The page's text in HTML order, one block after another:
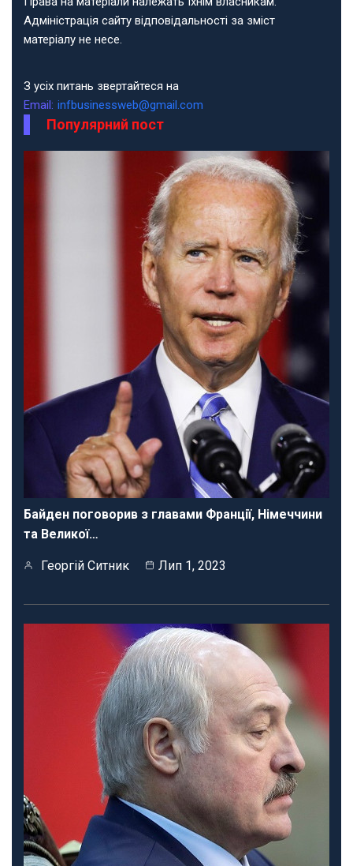
Адміністрація сайту відповідальності за зміст
матеріалу не несе.
З усіх питань звертайтеся на
Email: infbusinessweb@gmail.com
Популярний пост
Байден поговорив з главами Франції, Німеччини
та Великої…
Георгій Ситник Лип 1, 2023